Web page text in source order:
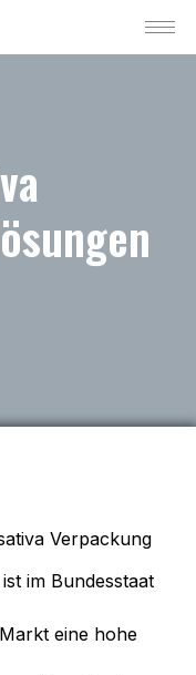
Verpackung
im Bundesstaat
eine hohe